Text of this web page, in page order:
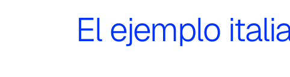
El ejemplo